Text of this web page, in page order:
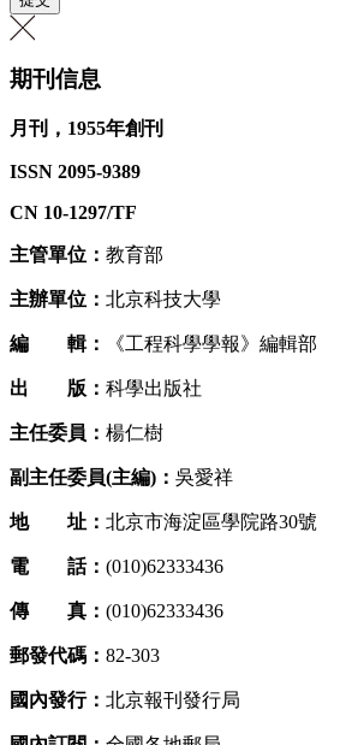
期刊信息
月刊，1955年創刊
ISSN 2095-9389
CN 10-1297/TF
主管單位： 教育部
主辦單位： 北京科技大學
編 輯： 《工程科學學報》編輯部
出 版： 科學出版社
主任委員： 楊仁樹
副主任委員(主編)： 吳愛祥
地 址： 北京市海淀區學院路30號
電 話： (010)62333436
傳 真： (010)62333436
郵發代碼： 82-303
國內發行： 北京報刊發行局